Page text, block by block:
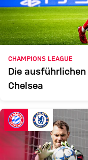
CHAMPIONS LEAGUE
Die
Chelsea